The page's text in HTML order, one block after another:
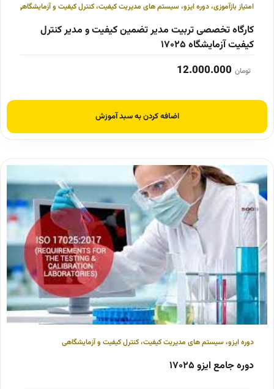
امتیاز بازآموزی،دوره ایزو، سیستم های مدیریت کیفیت،کنترل کیفیت و آزمایشگاهی
کارگاه تخصصی تربیت مدیر تضمین کیفیت و مدیر کنترل
کیفیت آزمایشگاه ۱۷۰۲۵
تومان 12.000.000
اضافه کردن به سبد آموزش
دوره ایزو، سیستم های مدیریت کیفیت،کنترل کیفیت و آزمایشگاهی
دوره جامع ایزو ۱۷۰۲۵